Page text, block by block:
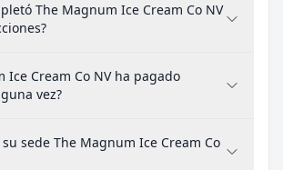
The Magnum Ice Cream Co NV
Ice Cream Co NV ha pagado
vez?
sede The Magnum Ice Cream Co